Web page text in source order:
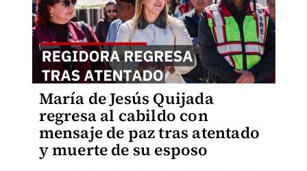
María de Jesús Quijada
regresa al cabildo con
mensaje de paz tras atentado
y muerte de su esposo